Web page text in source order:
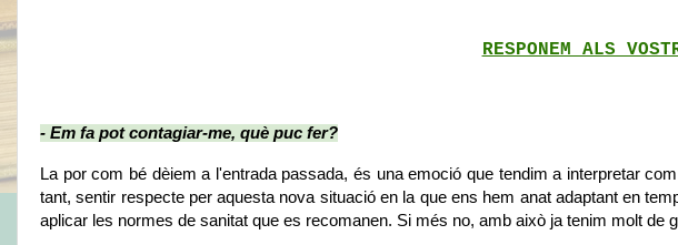
RESPONEM ALS
- Em fa pot contagiar-me, què puc fer?
La por com bé dèiem a l'entrada passada, és una emoció que tendim a interpretar
tant, sentir respecte per aquesta nova situació en la que ens hem anat adaptant en
aplicar les normes de sanitat que es recomanen. Si més no, amb això ja tenim molt de